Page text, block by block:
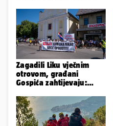
Zagadili Liku vječnim
otrovom, građani
Gospića zahtijevaju:
odlagalište!'